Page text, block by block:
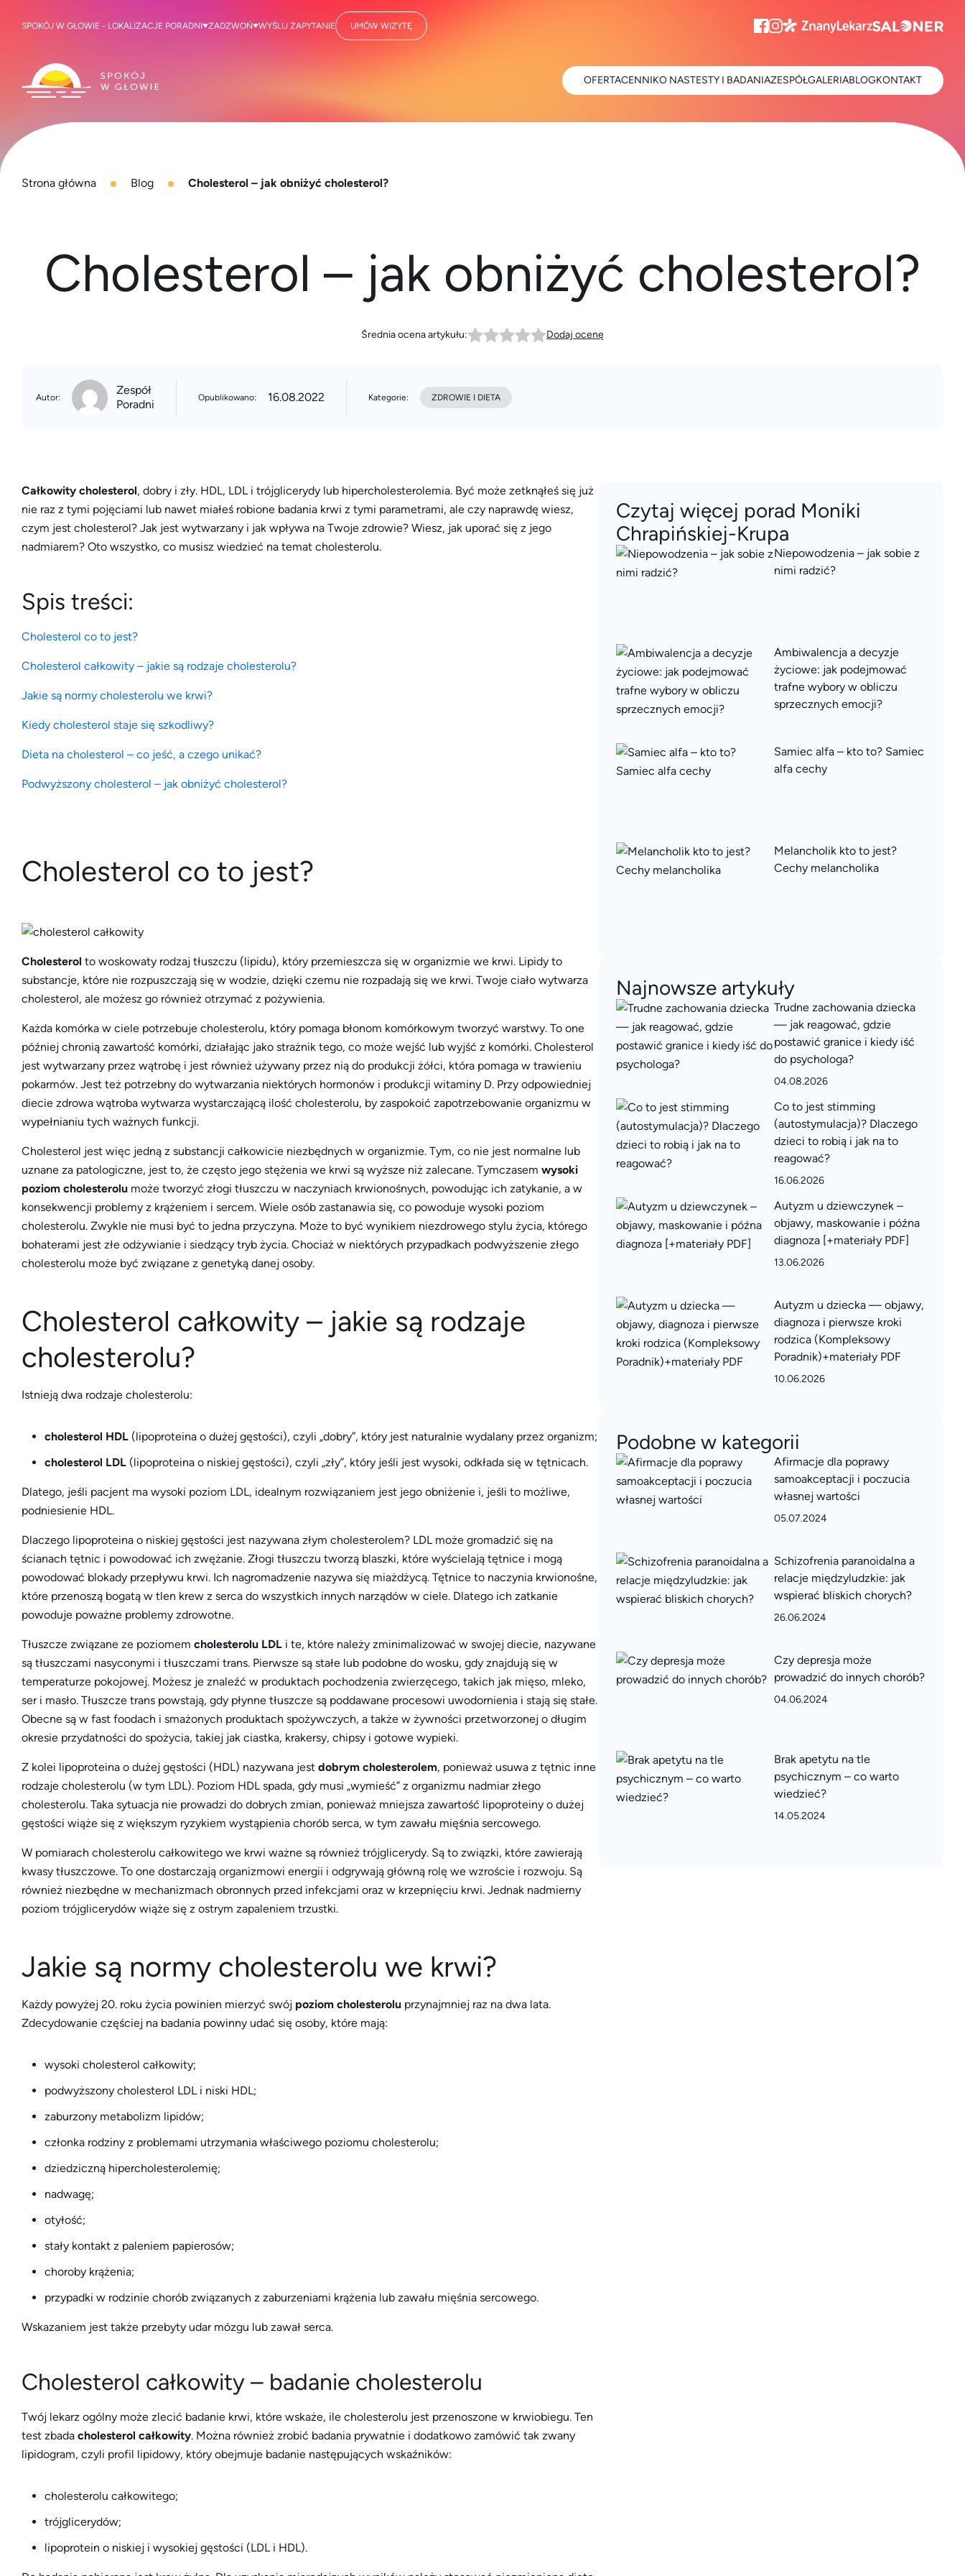
Strona główna Blog Cholesterol – jak obniżyć cholesterol?
Cholesterol – jak obniżyć cholesterol?
Średnia ocena artykułu: Dodaj ocenę
Autor:
Zespół
Poradni
Opublikowano: 16.08.2022 Kategorie: ZDROWIE I DIETA
Całkowity cholesterol, dobry i zły. HDL, LDL i trójglicerydy lub hipercholesterolemia. Być może zetknąłeś się już
nie raz z tymi pojęciami lub nawet miałeś robione badania krwi z tymi parametrami, ale czy naprawdę wiesz,
czym jest cholesterol? Jak jest wytwarzany i jak wpływa na Twoje zdrowie? Wiesz, jak uporać się z jego
nadmiarem? Oto wszystko, co musisz wiedzieć na temat cholesterolu.
Spis treści:
Cholesterol co to jest?
Cholesterol całkowity – jakie są rodzaje cholesterolu?
Jakie są normy cholesterolu we krwi?
Kiedy cholesterol staje się szkodliwy?
Dieta na cholesterol – co jeść, a czego unikać?
Podwyższony cholesterol – jak obniżyć cholesterol?
Cholesterol co to jest?
Cholesterol to woskowaty rodzaj tłuszczu (lipidu), który przemieszcza się w organizmie we krwi. Lipidy to
substancje, które nie rozpuszczają się w wodzie, dzięki czemu nie rozpadają się we krwi. Twoje ciało wytwarza
cholesterol, ale możesz go również otrzymać z pożywienia.
Każda komórka w ciele potrzebuje cholesterolu, który pomaga błonom komórkowym tworzyć warstwy. To one
później chronią zawartość komórki, działając jako strażnik tego, co może wejść lub wyjść z komórki. Cholesterol
jest wytwarzany przez wątrobę i jest również używany przez nią do produkcji żółci, która pomaga w trawieniu
pokarmów. Jest też potrzebny do wytwarzania niektórych hormonów i produkcji witaminy D. Przy odpowiedniej
diecie zdrowa wątroba wytwarza wystarczającą ilość cholesterolu, by zaspokoić zapotrzebowanie organizmu w
wypełnianiu tych ważnych funkcji.
Cholesterol jest więc jedną z substancji całkowicie niezbędnych w organizmie. Tym, co nie jest normalne lub
uznane za patologiczne, jest to, że często jego stężenia we krwi są wyższe niż zalecane. Tymczasem wysoki
poziom cholesterolu może tworzyć złogi tłuszczu w naczyniach krwionośnych, powodując ich zatykanie, a w
konsekwencji problemy z krążeniem i sercem. Wiele osób zastanawia się, co powoduje wysoki poziom
cholesterolu. Zwykle nie musi być to jedna przyczyna. Może to być wynikiem niezdrowego stylu życia, którego
bohaterami jest złe odżywianie i siedzący tryb życia. Chociaż w niektórych przypadkach podwyższenie złego
cholesterolu może być związane z genetyką danej osoby.
Cholesterol całkowity – jakie są rodzaje
cholesterolu?
Istnieją dwa rodzaje cholesterolu:
cholesterol HDL (lipoproteina o dużej gęstości), czyli „dobry”, który jest naturalnie wydalany przez organizm;
cholesterol LDL (lipoproteina o niskiej gęstości), czyli „zły”, który jeśli jest wysoki, odkłada się w tętnicach.
Dlatego, jeśli pacjent ma wysoki poziom LDL, idealnym rozwiązaniem jest jego obniżenie i, jeśli to możliwe,
podniesienie HDL.
Dlaczego lipoproteina o niskiej gęstości jest nazywana złym cholesterolem? LDL może gromadzić się na
ścianach tętnic i powodować ich zwężanie. Złogi tłuszczu tworzą blaszki, które wyścielają tętnice i mogą
powodować blokady przepływu krwi. Ich nagromadzenie nazywa się miażdżycą. Tętnice to naczynia krwionośne,
które przenoszą bogatą w tlen krew z serca do wszystkich innych narządów w ciele. Dlatego ich zatkanie
powoduje poważne problemy zdrowotne.
Tłuszcze związane ze poziomem cholesterolu LDL i te, które należy zminimalizować w swojej diecie, nazywane
są tłuszczami nasyconymi i tłuszczami trans. Pierwsze są stałe lub podobne do wosku, gdy znajdują się w
temperaturze pokojowej. Możesz je znaleźć w produktach pochodzenia zwierzęcego, takich jak mięso, mleko,
ser i masło. Tłuszcze trans powstają, gdy płynne tłuszcze są poddawane procesowi uwodornienia i stają się stałe.
Obecne są w fast foodach i smażonych produktach spożywczych, a także w żywności przetworzonej o długim
okresie przydatności do spożycia, takiej jak ciastka, krakersy, chipsy i gotowe wypieki.
Z kolei lipoproteina o dużej gęstości (HDL) nazywana jest dobrym cholesterolem, ponieważ usuwa z tętnic inne
rodzaje cholesterolu (w tym LDL). Poziom HDL spada, gdy musi „wymieść” z organizmu nadmiar złego
cholesterolu. Taka sytuacja nie prowadzi do dobrych zmian, ponieważ mniejsza zawartość lipoproteiny o dużej
gęstości wiąże się z większym ryzykiem wystąpienia chorób serca, w tym zawału mięśnia sercowego.
W pomiarach cholesterolu całkowitego we krwi ważne są również trójglicerydy. Są to związki, które zawierają
kwasy tłuszczowe. To one dostarczają organizmowi energii i odgrywają główną rolę we wzroście i rozwoju. Są
również niezbędne w mechanizmach obronnych przed infekcjami oraz w krzepnięciu krwi. Jednak nadmierny
poziom trójglicerydów wiąże się z ostrym zapaleniem trzustki.
Jakie są normy cholesterolu we krwi?
Każdy powyżej 20. roku życia powinien mierzyć swój poziom cholesterolu przynajmniej raz na dwa lata.
Zdecydowanie częściej na badania powinny udać się osoby, które mają:
wysoki cholesterol całkowity;
podwyższony cholesterol LDL i niski HDL;
zaburzony metabolizm lipidów;
członka rodziny z problemami utrzymania właściwego poziomu cholesterolu;
dziedziczną hipercholesterolemię;
nadwagę;
otyłość;
stały kontakt z paleniem papierosów;
choroby krążenia;
przypadki w rodzinie chorób związanych z zaburzeniami krążenia lub zawału mięśnia sercowego.
Wskazaniem jest także przebyty udar mózgu lub zawał serca.
Cholesterol całkowity – badanie cholesterolu
Twój lekarz ogólny może zlecić badanie krwi, które wskaże, ile cholesterolu jest przenoszone w krwiobiegu. Ten
test zbada cholesterol całkowity. Można również zrobić badania prywatnie i dodatkowo zamówić tak zwany
lipidogram, czyli profil lipidowy, który obejmuje badanie następujących wskaźników:
cholesterolu całkowitego;
trójglicerydów;
lipoprotein o niskiej i wysokiej gęstości (LDL i HDL).
Czytaj więcej porad Moniki
Chrapińskiej-Krupa
Niepowodzenia – jak sobie z
nimi radzić?
Ambiwalencja a decyzje
życiowe: jak podejmować
trafne wybory w obliczu
sprzecznych emocji?
Samiec alfa – kto to? Samiec
alfa cechy
Melancholik kto to jest?
Cechy melancholika
Najnowsze artykuły
Trudne zachowania dziecka
— jak reagować, gdzie
postawić granice i kiedy iść
do psychologa?
04.08.2026
Co to jest stimming
(autostymulacja)? Dlaczego
dzieci to robią i jak na to
reagować?
16.06.2026
Autyzm u dziewczynek –
objawy, maskowanie i późna
diagnoza [+materiały PDF]
13.06.2026
Autyzm u dziecka — objawy,
diagnoza i pierwsze kroki
rodzica (Kompleksowy
Poradnik)+materiały PDF
10.06.2026
Podobne w kategorii
Afirmacje dla poprawy
samoakceptacji i poczucia
własnej wartości
05.07.2024
Schizofrenia paranoidalna a
relacje międzyludzkie: jak
wspierać bliskich chorych?
26.06.2024
Czy depresja może
prowadzić do innych chorób?
04.06.2024
Brak apetytu na tle
psychicznym – co warto
wiedzieć?
14.05.2024
SPOKÓJ W GŁOWIE - LOKALIZACJE PORADNI ZADZWOŃ WYŚLIJ ZAPYTANIE UMÓW WIZYTĘ
OFERTACENNIKO NASTESTY I BADANIAZESPÓŁGALERIABLOGKONTAKT